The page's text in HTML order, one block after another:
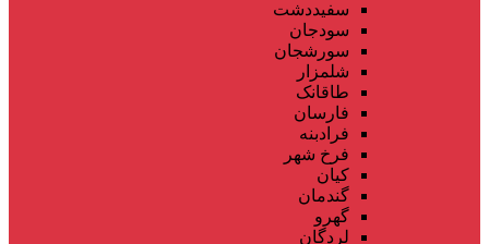
سفیددشت
سودجان
سورشجان
شلمزار
طاقانک
فارسان
فرادبنه
فرخ شهر
کیان
گندمان
گهرو
لردگان